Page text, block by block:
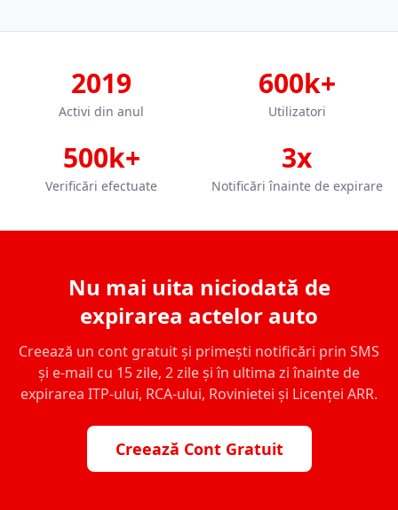
2019
Activi din anul
600k+
Utilizatori
500k+
Verificări efectuate
3x
Notificări înainte de expirare
Nu mai uita niciodată de
expirarea actelor auto
Creează un cont gratuit și primești notificări prin SMS
și e-mail cu 15 zile, 2 zile și în ultima zi înainte de
expirarea ITP-ului, RCA-ului, Rovinietei și Licenței ARR.
Creează Cont Gratuit